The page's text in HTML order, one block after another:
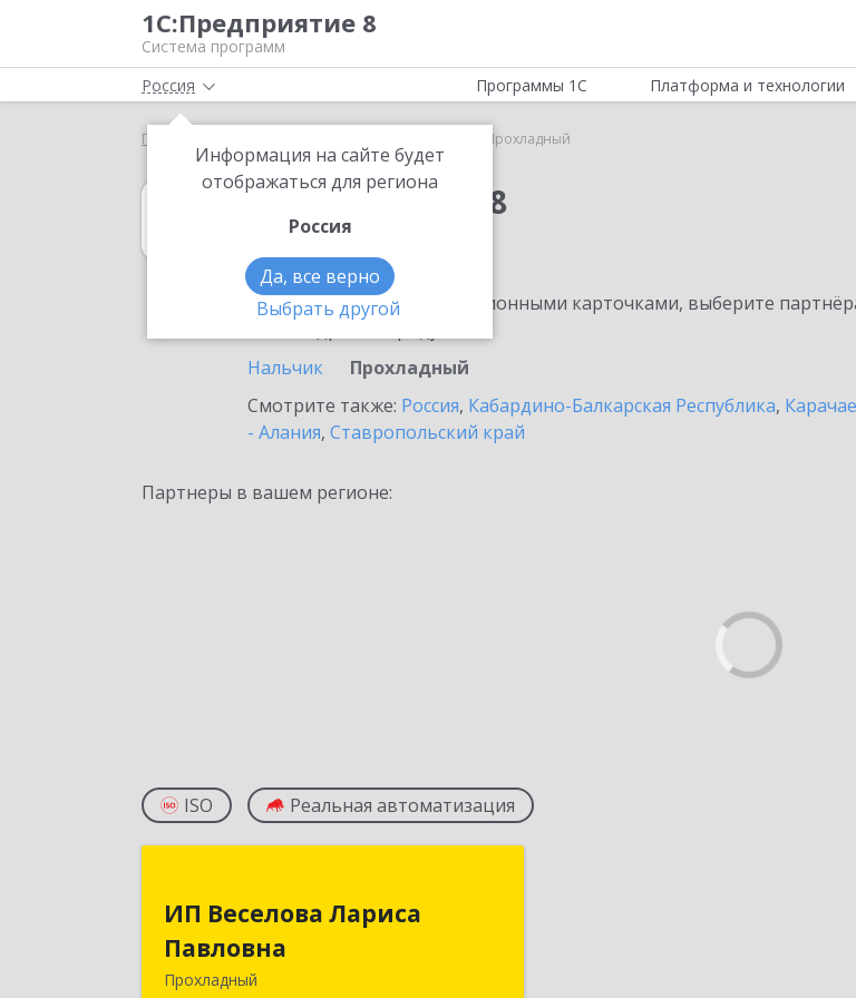
1С:Предприятие 8
Система программ
Россия
Информация на сайте будет
отображаться для региона
Россия
Да, все верно
Выбрать другой
Программы 1С Платформа и технологии
Главная Прохладный
1С:Упрощенка 8
в Прохладном
Ознакомьтесь с информационными карточками, выберите
Нальчик
Прохладный
Смотрите также: Россия, Кабардино-Балкарская Республика,
- Алания, Ставропольский край
Партнеры в вашем регионе:
ISO Реальная автоматизация
ИП Веселова Лариса
Павловна
Прохладный
Павловна